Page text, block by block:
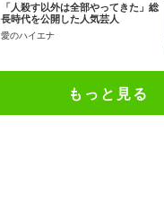
「人殺す以外は全部やってきた」総
長時代を公開した人気芸人
愛のハイエナ
もっと見る